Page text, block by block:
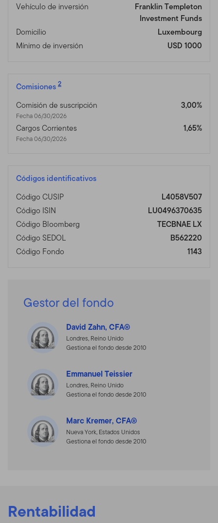
Vehículo de inversión
Franklin Templeton
Investment Funds
Domicilio
Luxembourg
Mínimo de inversión
USD 1000
Comisiones 2
Comisión de suscripción
Fecha 06/30/2026
3,00%
Cargos Corrientes
Fecha 06/30/2026
1,65%
Códigos identificativos
Código CUSIP
L4058V507
Código ISIN
LU0496370635
Código Bloomberg
TECBNAE LX
Código SEDOL
B562220
Código Fondo
1143
Gestor del fondo
David Zahn, CFA®
Londres, Reino Unido
Gestiona el fondo desde 2010
Emmanuel Teissier
Londres, Reino Unido
Gestiona el fondo desde 2010
Marc Kremer, CFA®
Nueva York, Estados Unidos
Gestiona el fondo desde 2010
Rentabilidad